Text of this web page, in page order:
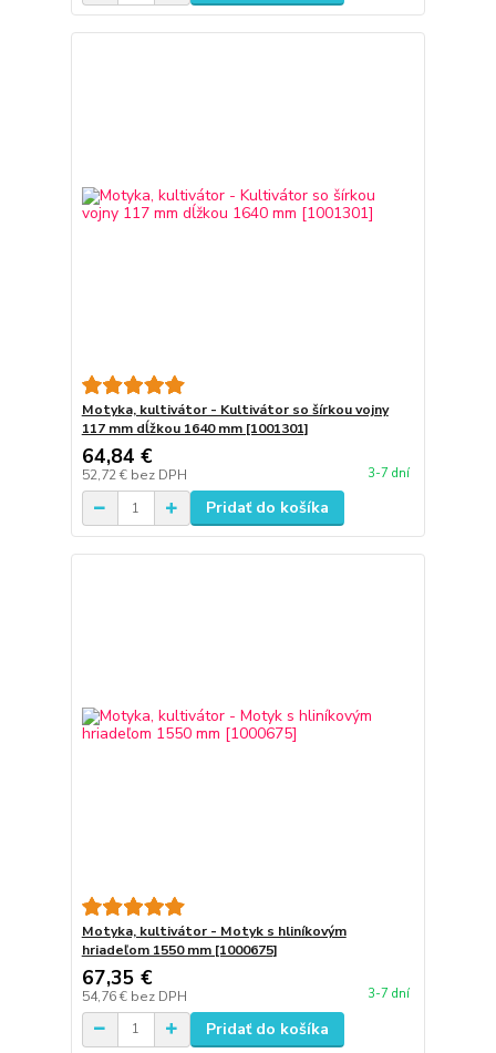
Motyka, kultivátor - Kultivátor so šírkou vojny
117 mm dĺžkou 1640 mm [1001301]
64,84 €
52,72 € bez DPH 3-7 dní
Pridať do košíka
Motyka, kultivátor - Motyk s hliníkovým
hriadeľom 1550 mm [1000675]
67,35 €
54,76 € bez DPH 3-7 dní
Pridať do košíka